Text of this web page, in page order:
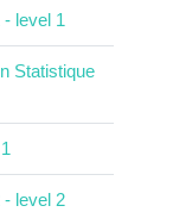
level 1
Statistique
- level 2